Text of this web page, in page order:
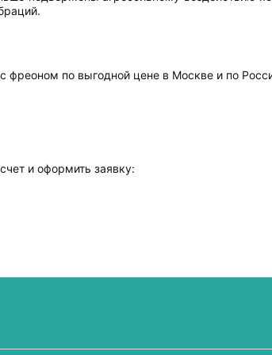
фреоном по выгодной цене в Москве и по
и оформить заявку: